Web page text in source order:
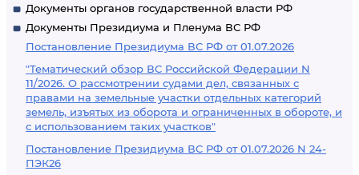
Документы органов государственной власти РФ
Документы Президиума и Пленума ВС РФ
Постановление Президиума ВС РФ от 01.07.2026
"Тематический обзор ВС Российской Федерации N
11/2026. О рассмотрении судами дел, связанных с
правами на земельные участки отдельных категорий
земель, изъятых из оборота и ограниченных в обороте, и
с использованием таких участков"
Постановление Президиума ВС РФ от 01.07.2026 N 24-
ПЭК26